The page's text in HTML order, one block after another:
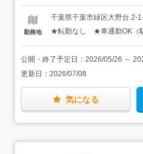
応じて得意分野をメイン業
作業中のコミュニケーショ
キルは必要ありません。話
業がしたいという方も、活
てご応募いただければと思
所です！）＞・マザー牧場
126八日市場店・ノジマ古
ど、他も多数
え、決定いたします。
勤務地
千葉県千葉市緑区大野台 2-
★転勤なし ★車通勤OK（駐
公開・終了予定日： 2026/05/26 ～
更新日： 2026/07/08
気になる